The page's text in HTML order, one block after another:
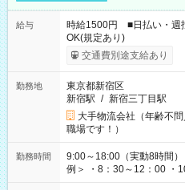
給与
時給1500円 ■日払い・週
OK(規定あり)
交通費別途支給あり
勤務地
東京都新宿区
新宿駅 / 新宿三丁目駅
大手物流会社（年齢不
職場です！）
勤務時間
9:00～18:00（実動8時間） 希望の時間帯を選べます！ ＜シフト
例＞ ・8：30～12：00 ・
・13：00～22：00 ・22